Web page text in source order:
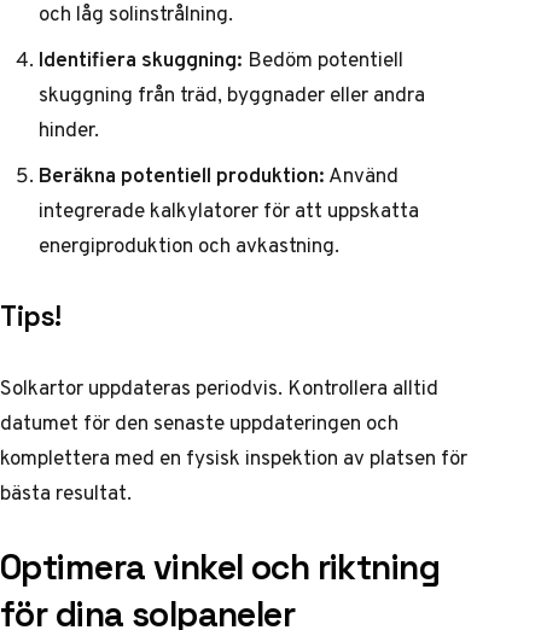
och låg solinstrålning.
Identifiera skuggning: Bedöm potentiell
skuggning från träd, byggnader eller andra
hinder.
Beräkna potentiell produktion:Använd
integrerade kalkylatorer för att uppskatta
energiproduktion och avkastning.
Tips!
Solkartor uppdateras periodvis. Kontrollera alltid
datumet för den senaste uppdateringen och
komplettera med en fysisk inspektion av platsen för
bästa resultat.
Optimera vinkel och riktning
för dina solpaneler